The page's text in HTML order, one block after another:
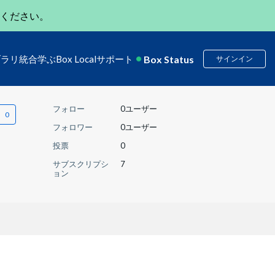
ださい。
リ 統合学ぶBox Localサポート Box Status サインイン
フォロー
0ユーザー
フォロワー
0ユーザー
投票
0
サブスクリプシ
ョン
7